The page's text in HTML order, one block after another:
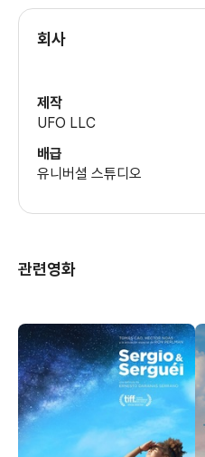
회사
제작
UFO LLC
배급
유니버셜 스튜디오
관련영화